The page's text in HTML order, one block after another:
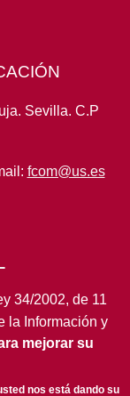
Sevilla. C.P
fcom@us.es
34/2002, de 11
la Información y
normas de
de los
de Sevillalos
mejorar su
nos está dando su